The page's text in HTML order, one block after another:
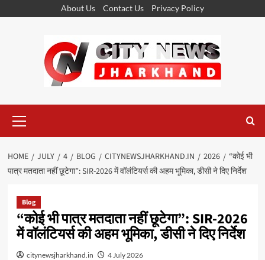
About Us Contact Us Privacy Policy
Menu
HOME JULY 4 BLOG CITYNEWSJHARKHAND.IN 2026
“कोई भी
पात्र मतदाता नहीं छूटेगा”: SIR-2026 में वॉलंटियर्स की अहम भूमिका, डीसी ने दिए निर्देश
Blog
“कोई भी पात्र मतदाता नहीं छूटेगा”: SIR-2026
में वॉलंटियर्स की अहम भूमिका, डीसी ने दिए निर्देश
citynewsjharkhand.in 4 July 2026